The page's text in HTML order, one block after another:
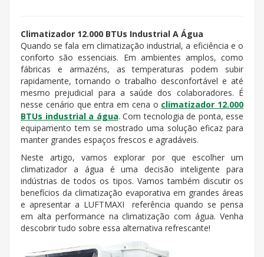
Climatizador 12.000 BTUs Industrial A Água
Quando se fala em climatização industrial, a eficiência e o
conforto são essenciais. Em ambientes amplos, como
fábricas e armazéns, as temperaturas podem subir
rapidamente, tornando o trabalho desconfortável e até
mesmo prejudicial para a saúde dos colaboradores. É
nesse cenário que entra em cena o climatizador 12.000
BTUs industrial a água. Com tecnologia de ponta, esse
equipamento tem se mostrado uma solução eficaz para
manter grandes espaços frescos e agradáveis.
Neste artigo, vamos explorar por que escolher um
climatizador a água é uma decisão inteligente para
indústrias de todos os tipos. Vamos também discutir os
benefícios da climatização evaporativa em grandes áreas
e apresentar a LUFTMAXI  referência quando se pensa
em alta performance na climatização com água. Venha
descobrir tudo sobre essa alternativa refrescante!